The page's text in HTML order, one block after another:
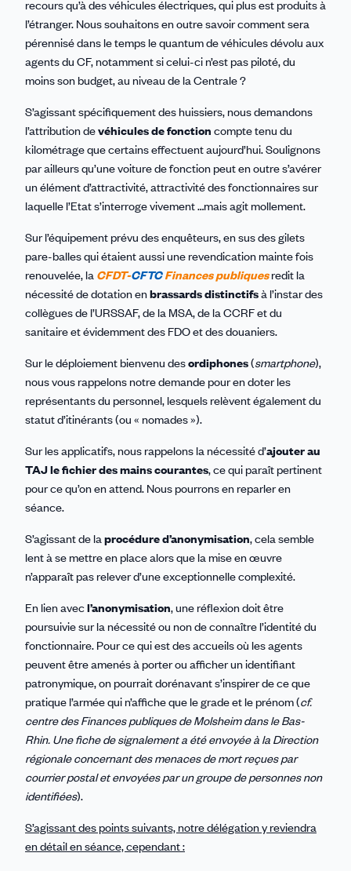
recours qu’à des véhicules électriques, qui plus est produits à
l’étranger. Nous souhaitons en outre savoir comment sera
pérennisé dans le temps le quantum de véhicules dévolu aux
agents du CF, notamment si celui-ci n’est pas piloté, du
moins son budget, au niveau de la Centrale ?
S’agissant spécifiquement des huissiers, nous demandons
l’attribution devéhicules de fonction compte tenu du
kilométrage que certains effectuent aujourd’hui. Soulignons
par ailleurs qu’une voiture de fonction peut en outre s’avérer
un élément d’attractivité, attractivité des fonctionnaires sur
laquelle l’Etat s’interroge vivement …mais agit mollement.
Sur l’équipement prévu des enquêteurs, en sus des gilets
pare-balles qui étaient aussi une revendication mainte fois
renouvelée, la CFDT-CFTCFinances publiquesredit la
nécessité de dotation enbrassards distinctifsà l’instar des
collègues de l’URSSAF, de la MSA, de la CCRF et du
sanitaire et évidemment des FDO et des douaniers.
Sur le déploiement bienvenu desordiphones(smartphone),
nous vous rappelons notre demande pour en doter les
représentants du personnel, lesquels relèvent également du
statut d’itinérants (ou « nomades »).
Sur les applicatifs, nous rappelons la nécessité d’ajouterau
TAJ le fichier des mains courantes, ce qui paraît pertinent
pour ce qu’on en attend. Nous pourrons en reparler en
séance.
S’agissant de la procédure d’anonymisation, cela semble
lent à se mettre en place alors que la mise en œuvre
n’apparaît pas relever d’une exceptionnelle complexité.
En lien avecl’anonymisation, une réflexion doit être
poursuivie sur la nécessité ou non de connaître l’identité du
fonctionnaire. Pour ce qui est des accueils où les agents
peuvent être amenés à porter ou afficher un identifiant
patronymique, on pourrait dorénavant s’inspirer de ce que
pratique l’armée qui n’affiche que le grade et le prénom (cf.
centre des Finances publiques de Molsheim dans le Bas-
Rhin. Une fiche de signalement a été envoyée à la Direction
régionale concernant des menaces de mort reçues par
courrier postal et envoyées par un groupe de personnes non
identifiées).
S’agissant des points suivants, notre délégation y reviendra
en détail en séance, cependant :